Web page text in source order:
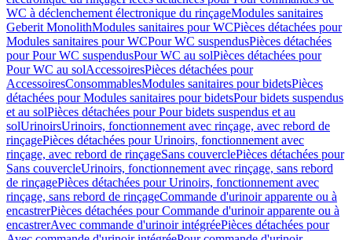
WC à déclenchement électronique du rinçageModules sanitaires
Geberit MonolithModules sanitaires pour WCPièces détachées pour
Modules sanitaires pour WCPour WC suspendusPièces détachées
pour Pour WC suspendusPour WC au solPièces détachées pour
Pour WC au solAccessoiresPièces détachées pour
AccessoiresConsommablesModules sanitaires pour bidetsPièces
détachées pour Modules sanitaires pour bidetsPour bidets suspendus
et au solPièces détachées pour Pour bidets suspendus et au
solUrinoirsUrinoirs, fonctionnement avec rinçage, avec rebord de
rinçagePièces détachées pour Urinoirs, fonctionnement avec
rinçage, avec rebord de rinçageSans couverclePièces détachées pour
Sans couvercleUrinoirs, fonctionnement avec rinçage, sans rebord
de rinçagePièces détachées pour Urinoirs, fonctionnement avec
rinçage, sans rebord de rinçageCommande d'urinoir apparente ou à
encastrerPièces détachées pour Commande d'urinoir apparente ou à
encastrerAvec commande d'urinoir intégréePièces détachées pour